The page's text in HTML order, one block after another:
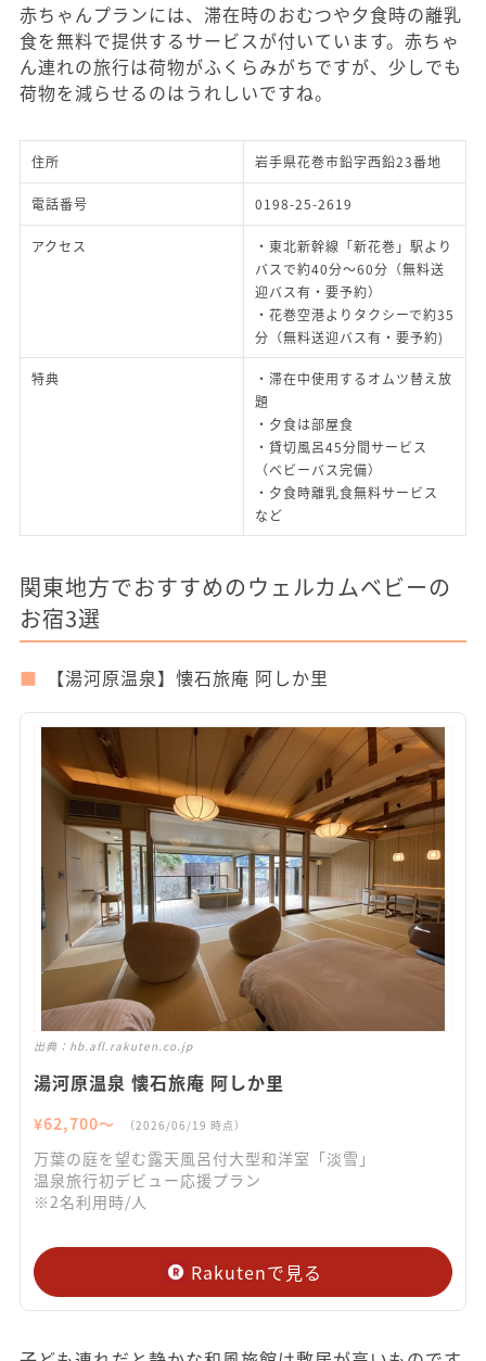
赤ちゃんプランには、滞在時のおむつや夕食時の離乳
食を無料で提供するサービスが付いています。赤ちゃ
ん連れの旅行は荷物がふくらみがちですが、少しでも
荷物を減らせるのはうれしいですね。
住所 岩手県花巻市鉛字西鉛23番地
電話番号 0198-25-2619
アクセス
・東北新幹線「新花巻」駅より
バスで約40分～60分（無料送
迎バス有・要予約）
・花巻空港よりタクシーで約35
分（無料送迎バス有・要予約)
特典
・滞在中使用するオムツ替え放
題
・夕食は部屋食
・貸切風呂45分間サービス
（ベビーバス完備）
・夕食時離乳食無料サービス
など
関東地方でおすすめのウェルカムベビーの
お宿3選
【湯河原温泉】懐石旅庵 阿しか里
出典： hb.afl.rakuten.co.jp
湯河原温泉 懐石旅庵 阿しか里
¥62,700〜 （2026/06/19 時点）
万葉の庭を望む露天風呂付大型和洋室「淡雪」
温泉旅行初デビュー応援プラン
※2名利用時/人
Rakutenで見る